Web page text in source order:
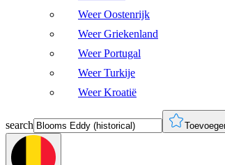
Weer Oostenrijk
Weer Griekenland
Weer Portugal
Weer Turkije
Weer Kroatië
search